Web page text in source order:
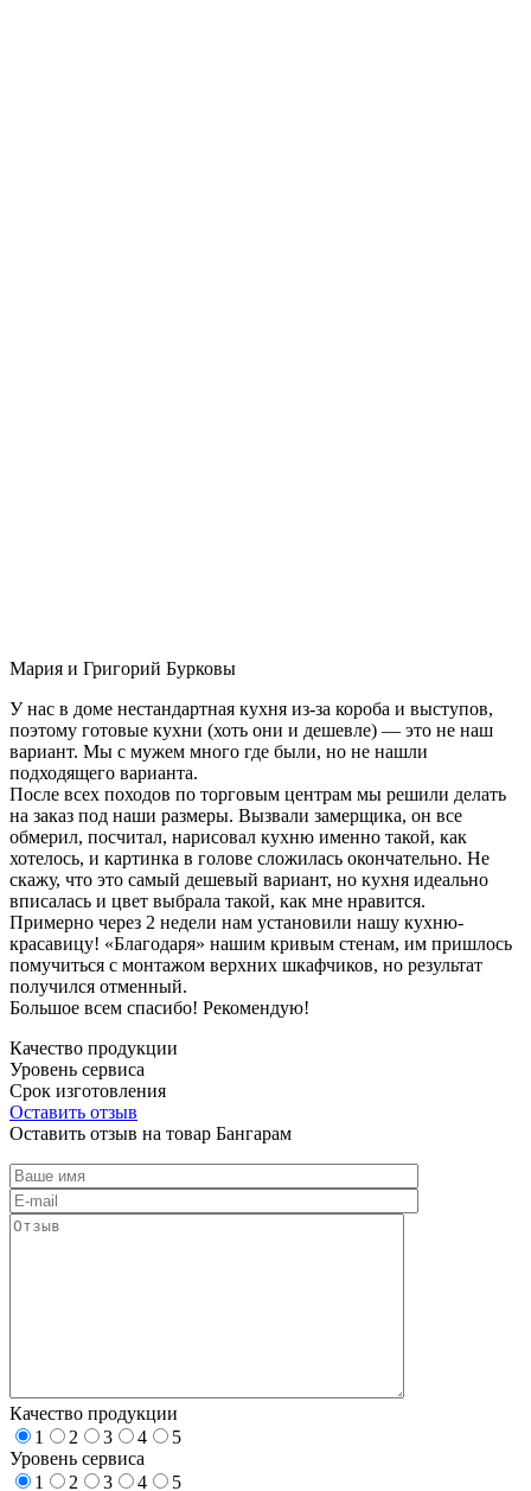
Мария и Григорий Бурковы
У нас в доме нестандартная кухня из-за короба и выступов,
поэтому готовые кухни (хоть они и дешевле) — это не наш
вариант. Мы с мужем много где были, но не нашли
подходящего варианта.
После всех походов по торговым центрам мы решили делать
на заказ под наши размеры. Вызвали замерщика, он все
обмерил, посчитал, нарисовал кухню именно такой, как
хотелось, и картинка в голове сложилась окончательно. Не
скажу, что это самый дешевый вариант, но кухня идеально
вписалась и цвет выбрала такой, как мне нравится.
Примерно через 2 недели нам установили нашу кухню-
красавицу! «Благодаря» нашим кривым стенам, им пришлось
помучиться с монтажом верхних шкафчиков, но результат
получился отменный.
Большое всем спасибо! Рекомендую!
Качество продукции
Уровень сервиса
Срок изготовления
Оставить отзыв
Оставить отзыв на товар Бангарам
Качество продукции
1
2 3 4
5
Уровень сервиса
1
2 3 4
5